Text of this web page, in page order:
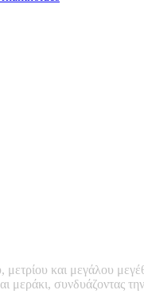
και μεγάλου
μεράκι, συνδυάζοντας